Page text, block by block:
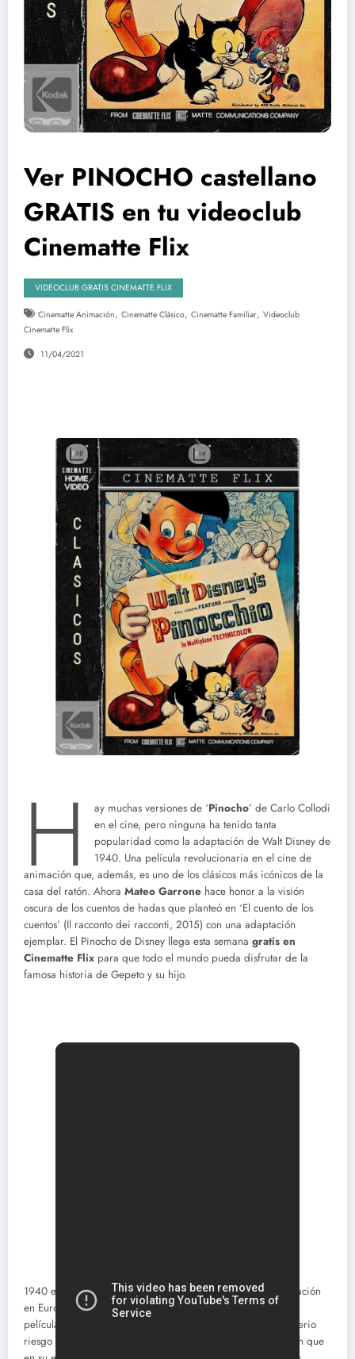
Ver PINOCHO castellano
GRATIS en tu videoclub
Cinematte Flix
VIDEOCLUB GRATIS CINEMATTE FLIX
Cinematte Animación, Cinematte Clásico, Cinematte Familiar, Videoclub
Cinematte Flix
11/04/2021
H ay muchas versiones de ‘Pinocho’ de Carlo Collodi
en el cine, pero ninguna ha tenido tanta
popularidad como la adaptación de Walt Disney de
1940. Una película revolucionaria en el cine de
animación que, además, es uno de los clásicos más icónicos de la
casa del ratón. Ahora Mateo Garrone hace honor a la visión
oscura de los cuentos de hadas que planteó en ‘El cuento de los
cuentos’ (Il racconto dei racconti, 2015) con una adaptación
ejemplar. El Pinocho de Disney llega esta semana gratis en
Cinematte Flix para que todo el mundo pueda disfrutar de la
famosa historia de Gepeto y su hijo.
1940 era el año del estreno de Pinocho, pero la terrible situación
en Europa y Asia le cerró mercados fundamentales para su
película, que acabó perdiendo miles de dólares y puso en serio
riesgo de quiebra al estudio. Tan pocos países la proyectaron que